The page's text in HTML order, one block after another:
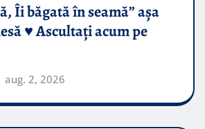
Îi băgată în seamă” așa
♥️ Ascultați acum pe
aug. 2, 2026